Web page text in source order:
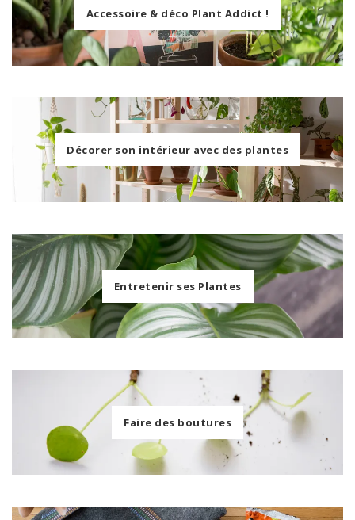
Accessoire & déco Plant Addict !
Décorer son intérieur avec des plantes
Entretenir ses Plantes
Faire des boutures